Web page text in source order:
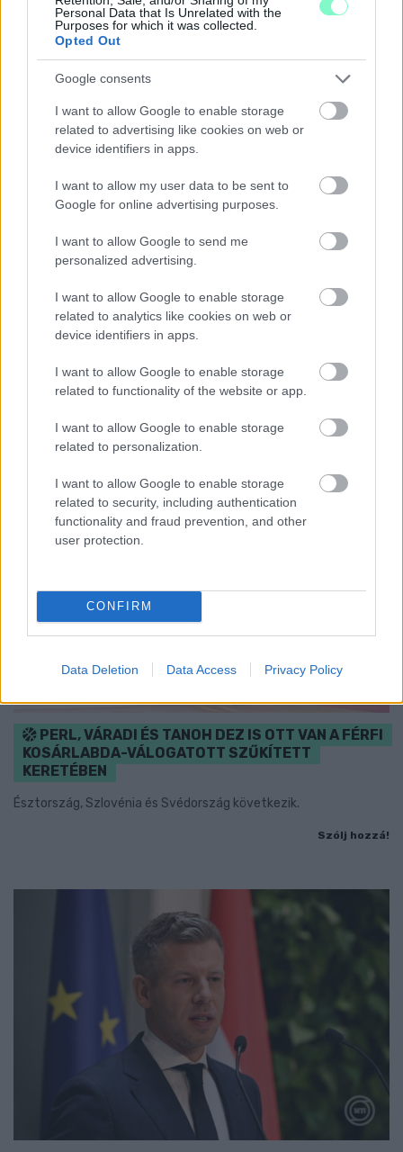
Personal Data that Is Unrelated with the
Purposes for which it was collected.
Opted Out
Google consents
I want to allow Google to enable storage
related to advertising like cookies on web or
device identifiers in apps.
I want to allow my user data to be sent to
Google for online advertising purposes.
I want to allow Google to send me
personalized advertising.
I want to allow Google to enable storage
related to analytics like cookies on web or
device identifiers in apps.
I want to allow Google to enable storage
related to functionality of the website or app.
I want to allow Google to enable storage
related to personalization.
I want to allow Google to enable storage
related to security, including authentication
functionality and fraud prevention, and other
user protection.
CONFIRM
Data Deletion Data Access Privacy Policy
EXTRA: A VÁSÁRCSARNOKBAN NYITJA ÚJ ÉVADÁT
A GYŐRI FILHARMONIKUS ZENEKAR
A „Zenélő piac” című különleges koncerttel szeptember 7-én
zenével.
PERL, VÁRADI ÉS TANOH DEZ IS OTT VAN A FÉRFI
KOSÁRLABDA-VÁLOGATOTT SZŰKÍTETT
KERETÉBEN
Észtország, Szlovénia és Svédország következik.
Szólj hozzá!